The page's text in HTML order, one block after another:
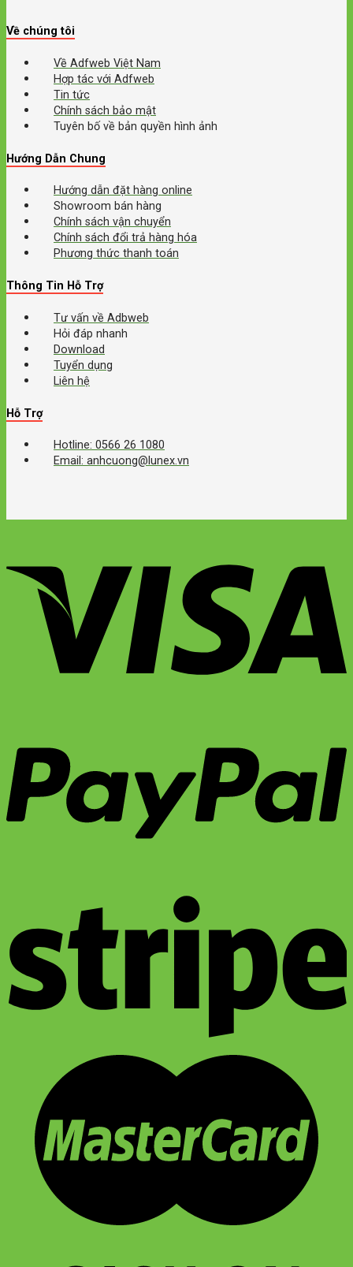
Về chúng tôi
Về Adfweb Việt Nam
Hợp tác với Adfweb
Tin tức
Chính sách bảo mật
Tuyên bố về bản quyền hình ảnh
Hướng Dẫn Chung
Hướng dẫn đặt hàng online
Showroom bán hàng
Chính sách vận chuyển
Chính sách đổi trả hàng hóa
Phương thức thanh toán
Thông Tin Hỗ Trợ
Tư vấn về Adbweb
Hỏi đáp nhanh
Download
Tuyển dụng
Liên hệ
Hỗ Trợ
Hotline: 0566 26 1080
Email: anhcuong@lunex.vn